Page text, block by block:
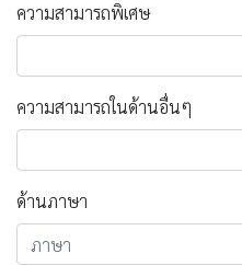
ความสามารถพิเศษ
ความสามารถในด้านอื่นๆ
ด้านภาษา